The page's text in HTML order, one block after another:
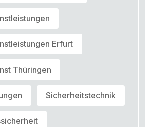
Erfurt
Thüringen
Sicherheitstechnik